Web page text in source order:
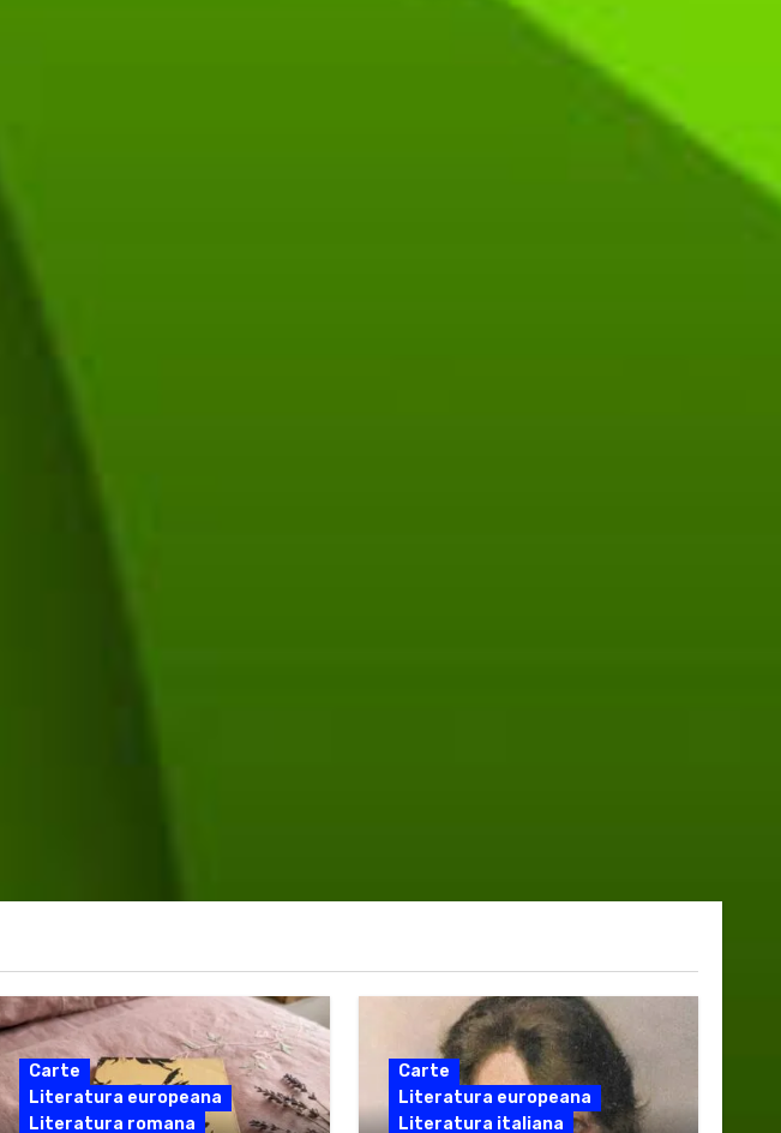
Carte
Literatura europeana
Literatura romana
Carte
Literatura europeana
Literatura italiana